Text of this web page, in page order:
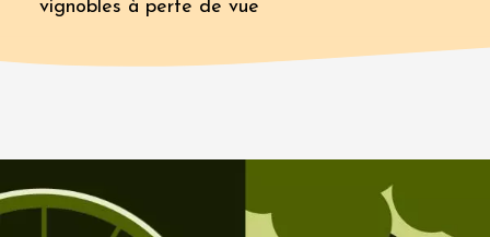
vignobles à perte de vue